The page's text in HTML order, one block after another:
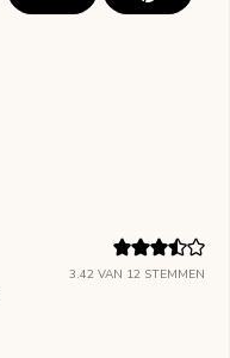
3.42 VAN 12 STEMMEN